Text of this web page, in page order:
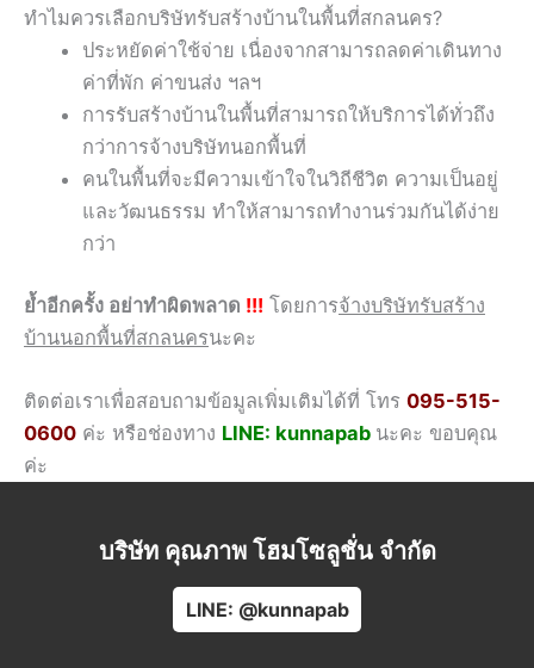
ทำไมควรเลือกบริษัทรับสร้างบ้านในพื้นที่สกลนคร?
ประหยัดค่าใช้จ่าย เนื่องจากสามารถลดค่าเดินทาง
ค่าที่พัก ค่าขนส่ง ฯลฯ
การรับสร้างบ้านในพื้นที่สามารถให้บริการได้ทั่วถึง
กว่าการจ้างบริษัทนอกพื้นที่
คนในพื้นที่จะมีความเข้าใจในวิถีชีวิต ความเป็นอยู่
และวัฒนธรรม ทำให้สามารถทำงานร่วมกันได้ง่าย
กว่า
ย้ำอีกครั้ง อย่าทำผิดพลาด !!! โดยการจ้างบริษัทรับสร้าง
บ้านนอกพื้นที่สกลนครนะคะ
ติดต่อเราเพื่อสอบถามข้อมูลเพิ่มเติมได้ที่ โทร 095-515-
0600 ค่ะ หรือช่องทาง LINE: kunnapab นะคะ ขอบคุณ
ค่ะ
บริษัท คุณภาพ โฮมโซลูชั่น จำกัด
LINE: @kunnapab